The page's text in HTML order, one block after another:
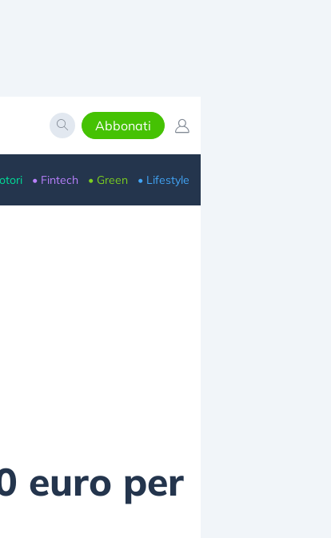
Abbonati
• Fintech • Green • Lifestyle
euro per